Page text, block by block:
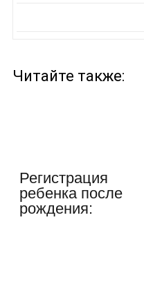
Читайте также:
Регистрация
ребенка после
рождения: